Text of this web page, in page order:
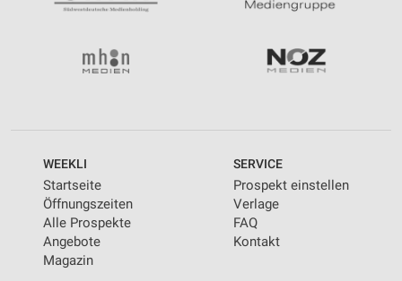
WEEKLI
Startseite
Öffnungszeiten
Alle Prospekte
Angebote
Magazin
SERVICE
Prospekt einstellen
Verlage
FAQ
Kontakt